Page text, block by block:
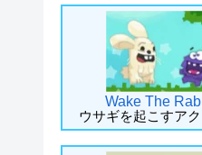
Wake The
ウサギを起こすア